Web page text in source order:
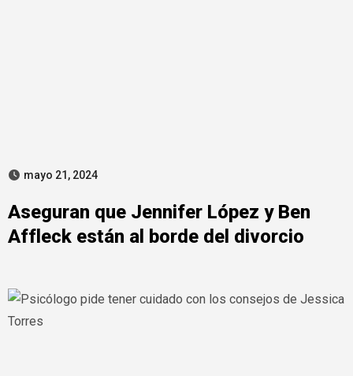
mayo 21, 2024
Aseguran que Jennifer López y Ben
Affleck están al borde del divorcio